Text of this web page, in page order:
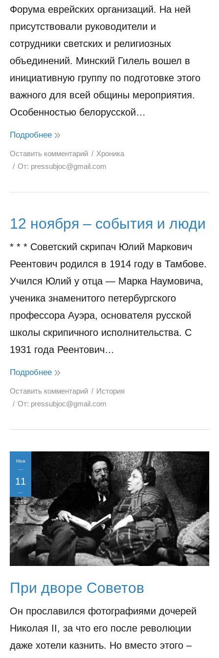
Форума еврейских организаций. На ней
присутствовали руководители и
сотрудники светских и религиозных
объединений. Минский Гилель вошел в
инициативную группу по подготовке этого
важного для всей общины мероприятия.
Особенностью белорусской…
Подробнее
Оставить комментарий
Хроника
От: pressubjoc@gmail.com
12 ноября – события и люди
* * * Советский скрипач Юлий Маркович
Реентович родился в 1914 году в Тамбове.
Учился Юлий у отца — Марка Наумовича,
ученика знаменитого петербургского
профессора Ауэра, основателя русской
школы скрипичного исполнительства. С
1931 года Реентович…
Подробнее
Оставить комментарий
История
От: pressubjoc@gmail.com
Ноя
11
2019
При дворе Советов
Он прославился фотографиями дочерей
Николая II, за что его после революции
даже хотели казнить. Но вместо этого –